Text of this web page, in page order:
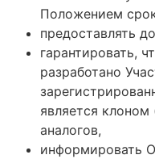
Положением
предоставлять
гарантировать,
разработано
является
аналогов,
информировать